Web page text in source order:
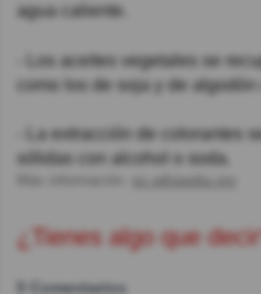
agua caliente.
- Los aceites vegetales se
como los de soja y de
- La extracción de colorantes
sólidas con alcohol o soda.
¿Tienes algo que
5 Comentarios